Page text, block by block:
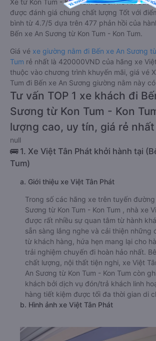
Xe từ Kon Tum - Kon Tum đi Bến xe An
được đánh giá chung chất lượng Tốt với
bình từ 4.7/5 dựa trên 477 phản hồi của
Bến xe An Sương từ Kon Tum - Kon Tum.
Giá vé xe giường nằm đi Bến xe An Sương
Tum rẻ nhất là 420000VND của hãng xe
thuộc vào chương trình khuyến mãi, giá vé
Tum đi Bến xe An Sương giường nằm này
Tư vấn TOP 1 xe khách đi
Sương từ Kon Tum - Kon
lượng cao, uy tín, giá rẻ
null
🚌 1. Xe Việt Tân Phát khởi hành tại
Tum)
a. Giới thiệu xe Việt Tân Phát
Trong số các hãng xe trên tuyến đường
Sương từ Kon Tum - Kon Tum , nhà xe
được rất nhiều sự quan tâm từ hành
sẵn sàng lắng nghe và cải thiện những
từ khách hàng, hứa hẹn mang lại cho
trải nghiệm chuyến đi hoàn hảo nhất.
chất lượng, nội thất tiện nghi, xe Việt
An Sương từ Kon Tum - Kon Tum còn
khách bởi dịch vụ đón/trả khách linh
hàng tiết kiệm được tối đa thời gian di
b. Hình ảnh xe Việt Tân Phát